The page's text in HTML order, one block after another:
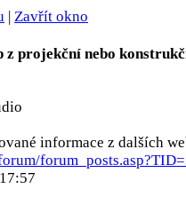
| Zavřít okno
projekční nebo
informace z dalších